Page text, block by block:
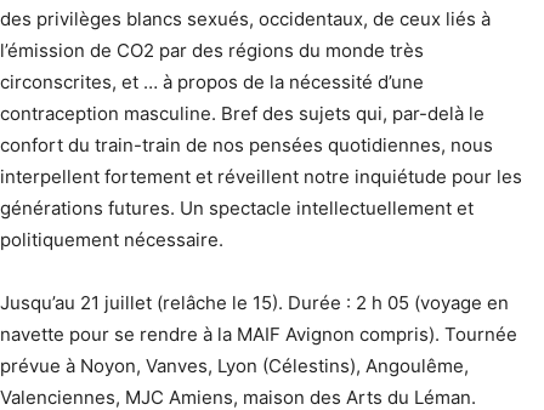
des privilèges blancs sexués, occidentaux, de ceux liés à
l’émission de CO2 par des régions du monde très
circonscrites, et … à propos de la nécessité d’une
contraception masculine. Bref des sujets qui, par-delà le
confort du train-train de nos pensées quotidiennes, nous
interpellent fortement et réveillent notre inquiétude pour les
générations futures. Un spectacle intellectuellement et
politiquement nécessaire.
Jusqu’au 21 juillet (relâche le 15). Durée : 2 h 05 (voyage en
navette pour se rendre à la MAIF Avignon compris). Tournée
prévue à Noyon, Vanves, Lyon (Célestins), Angoulême,
Valenciennes, MJC Amiens, maison des Arts du Léman.